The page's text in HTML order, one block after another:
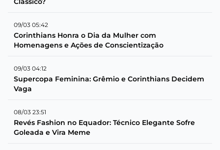
09/03 05:42
Corinthians Honra o Dia da Mulher com
Homenagens e Ações de Conscientização
09/03 04:12
Supercopa Feminina: Grêmio e Corinthians Decidem
Vaga
08/03 23:51
Revés Fashion no Equador: Técnico Elegante Sofre
Goleada e Vira Meme